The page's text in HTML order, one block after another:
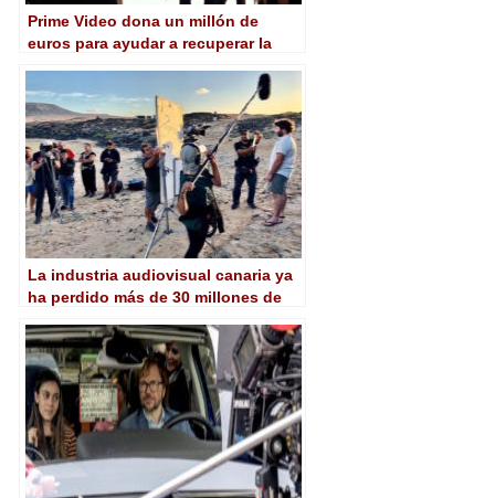
Prime Video dona un millón de
euros para ayudar a recuperar la
La industria audiovisual canaria ya
ha perdido más de 30 millones de